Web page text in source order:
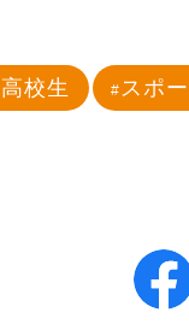
高校生 スポ